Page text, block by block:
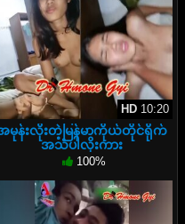
HD10:20
မုန်းလိုးတဲ့မြန်မာကိုယ်တိုင်ရိုက်
အသံပါလိုးကား
100%